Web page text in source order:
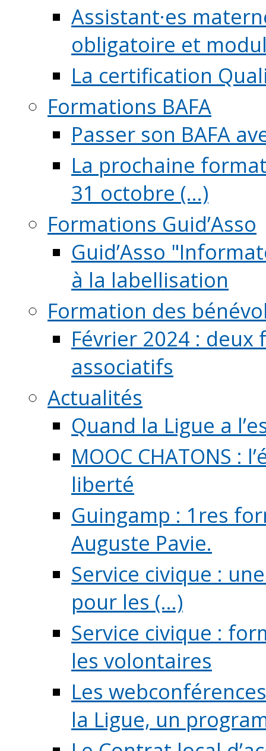
Assistant·es
obligatoire et
La certification
Formations BAFA
Passer son BAFA
La prochaine
31 octobre (...)
Formations Guid’Asso
Guid’Asso
à la labellisation
Formation des
Février 2024 :
associatifs
Actualités
Quand la Ligue a
MOOC CHATONS
liberté
Guingamp : 1res
Auguste Pavie.
Service civique :
pour les (...)
Service civique :
les volontaires
Les
la Ligue, un